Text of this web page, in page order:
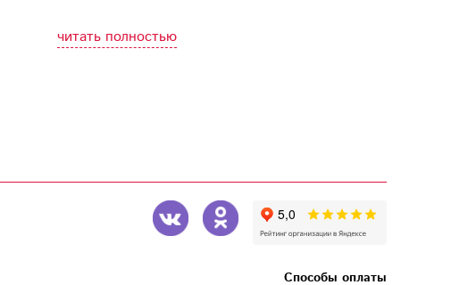
букет. Спасибо!
читать полностью
Способы оплаты